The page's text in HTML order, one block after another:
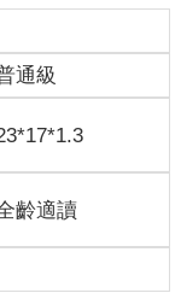
通級
齡適讀